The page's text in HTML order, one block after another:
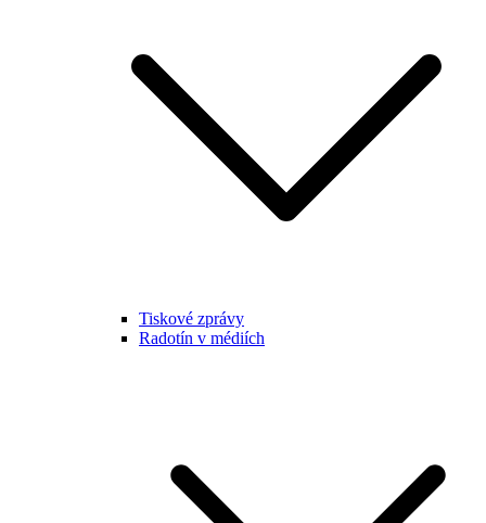
Tiskové zprávy
Radotín v médiích